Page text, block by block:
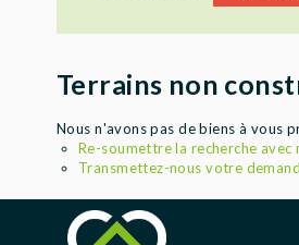
Terrains non
Nous n'avons pas de biens à vous
Re-soumettre la recherche avec
Transmettez-nous votre